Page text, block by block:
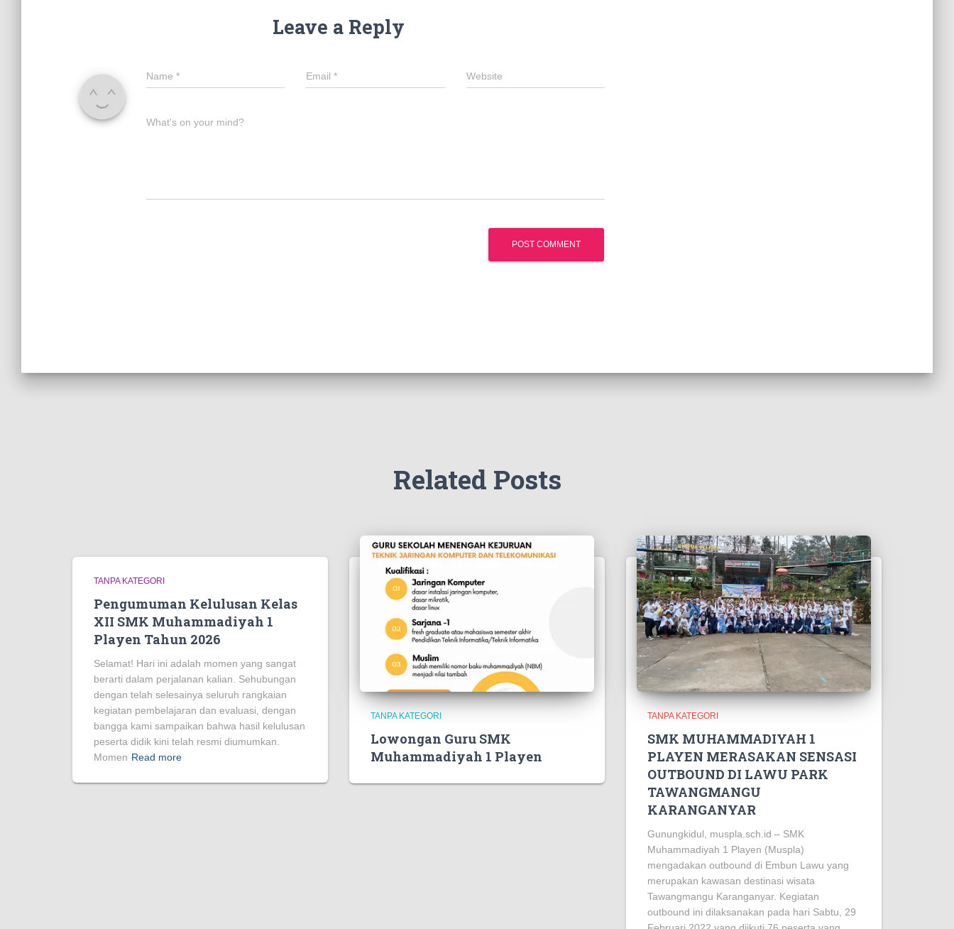
Leave a Reply
Name * Email* Website
What's on your mind?
Related Posts
TANPA KATEGORI
Pengumuman Kelulusan Kelas
XII SMK Muhammadiyah 1
Playen Tahun 2026
Selamat! Hari ini adalah momen yang sangat
berarti dalam perjalanan kalian. Sehubungan
dengan telah selesainya seluruh rangkaian
kegiatan pembelajaran dan evaluasi, dengan
bangga kami sampaikan bahwa hasil kelulusan
peserta didik kini telah resmi diumumkan.
Momen Read more
TANPA KATEGORI
Lowongan Guru SMK
Muhammadiyah 1 Playen
TANPA KATEGORI
SMK MUHAMMADIYAH 1
PLAYEN MERASAKAN SENSASI
OUTBOUND DI LAWU PARK
TAWANGMANGU
KARANGANYAR
Gunungkidul, muspla.sch.id – SMK
Muhammadiyah 1 Playen (Muspla)
mengadakan outbound di Embun Lawu yang
merupakan kawasan destinasi wisata
Tawangmangu Karanganyar. Kegiatan
outbound ini dilaksanakan pada hari Sabtu, 29